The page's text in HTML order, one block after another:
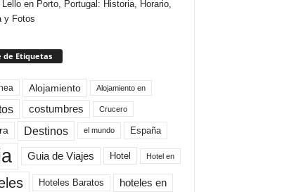
Lello en Porto, Portugal: Historia, Horario,
y Fotos
de Etiquetas
Alojamiento Alojamiento en
costumbres Crucero
Destinos el mundo España
Guia de Viajes Hotel Hotel en
Hoteles Baratos hoteles en